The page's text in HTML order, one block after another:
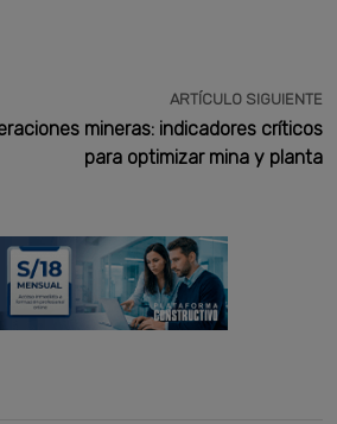
ARTÍCULO SIGUIENTE
mineras: indicadores críticos
para optimizar mina y planta